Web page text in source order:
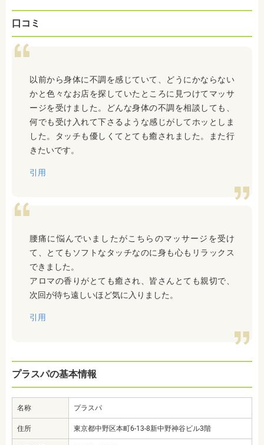
口コミ
以前から身体に不調を感じていて、どうにかならない
かと色々なお店を探していたところに見つけてマッサ
ージを受けました。どんな身体の不調を相談しても、
何でも受け入れて下さるような感じがしてホッとしま
した。タッチも優しくてとても癒されました。また行
きたいです。
引用
腰痛に悩んでいましたがこちらのマッサージを受け
て、とてもソフトなタッチなのに身も心もリラックス
できました。
アロマの香りがとても癒され、皆さんとても親切で、
次回が待ち遠しいほど気に入りました。
引用
プラスパの基本情報
名称 プラスパ
住所 東京都中野区本町6-13-8新中野神谷ビル3階